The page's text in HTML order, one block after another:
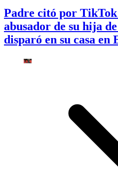
Padre citó por
abusador de su hija
disparó en su casa en